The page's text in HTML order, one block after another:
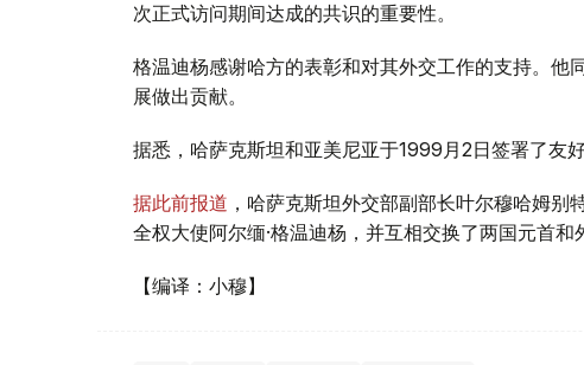
次正式访问期间达成的共识的重要性。
格温迪杨感谢哈方的表彰和对其外交工作的支持。
展做出贡献。
据悉，哈萨克斯坦和亚美尼亚于1999月2日签署了友好
据此前报道 ，哈萨克斯坦外交部副部长叶尔穆哈姆别
全权大使阿尔缅·格温迪杨，并互相交换了两国元首和
【编译：小穆】